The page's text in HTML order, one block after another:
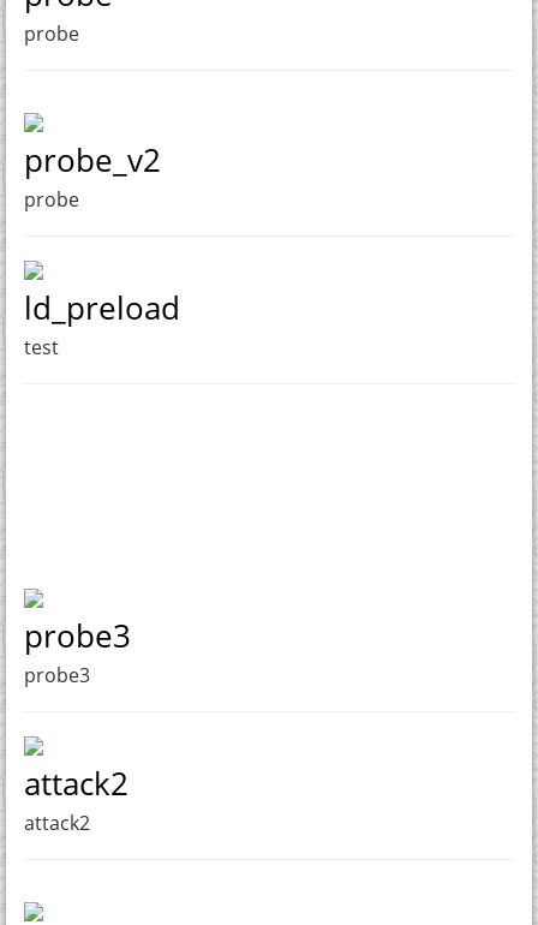
probe
probe_v2
probe
ld_preload
test
probe3
probe3
attack2
attack2